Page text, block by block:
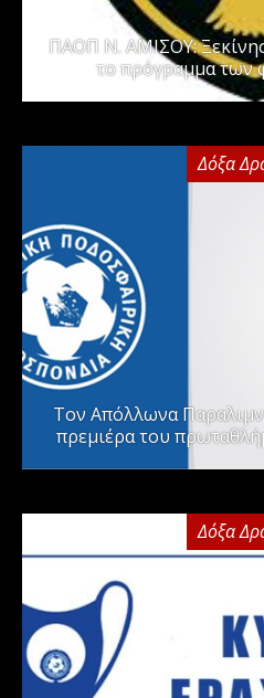
ΠΑΟΠ Ν. ΑΜΙΣΟΥ:
το πρόγραμμα των
Δόξα
Τον Απόλλωνα
πρεμιέρα του
Δόξα